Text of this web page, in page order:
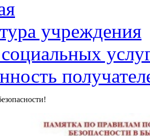
учреждения